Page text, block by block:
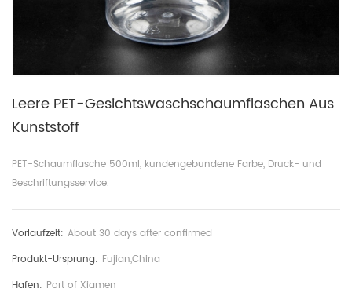
Leere PET-Gesichtswaschschaumflaschen Aus
Kunststoff
PET-Schaumflasche 500ml, kundengebundene Farbe, Druck- und
Beschriftungsservice.
Vorlaufzeit: About 30 days after confirmed
Produkt-Ursprung: Fujian,China
Hafen: Port of Xiamen